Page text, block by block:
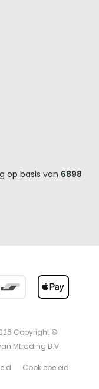
op basis van 6898
Copyright ©
Mtrading B.V.
Cookiebeleid